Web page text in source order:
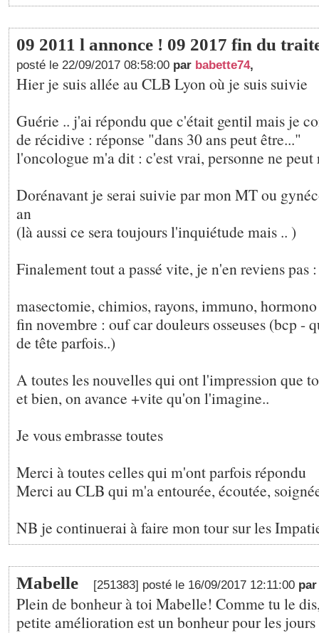
09 2011 l annonce ! 09 2017 fin du
posté le 22/09/2017 08:58:00 par babette74,
Hier je suis allée au CLB Lyon où je suis suivie
Guérie .. j'ai répondu que c'était gentil mais je
de récidive : réponse "dans 30 ans peut être..."
l'oncologue m'a dit : c'est vrai, personne ne peut
Dorénavant je serai suivie par mon MT ou
an
(là aussi ce sera toujours l'inquiétude mais .. )
Finalement tout a passé vite, je n'en reviens pas :
masectomie, chimios, rayons, immuno,
fin novembre : ouf car douleurs osseuses (bcp -
de tête parfois..)
A toutes les nouvelles qui ont l'impression que
et bien, on avance +vite qu'on l'imagine..
Je vous embrasse toutes
Merci à toutes celles qui m'ont parfois répondu
Merci au CLB qui m'a entourée, écoutée,
NB je continuerai à faire mon tour sur les
Mabelle [251383] posté le 16/09/2017 12:11:00
Plein de bonheur à toi Mabelle! Comme tu le
petite amélioration est un bonheur pour les